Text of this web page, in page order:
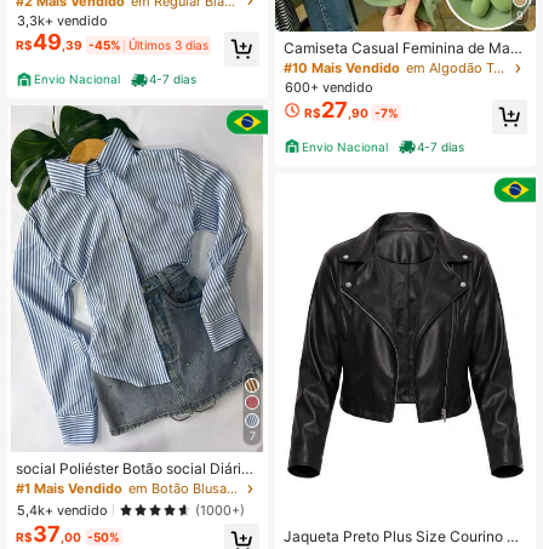
3,3k+ vendido
R$49 ,39 -45% Últimos 3 dias
Envio Nacional 4-7 dias
7
social Poliéster Botão social Diário
PRIMAVERA/VERAO/INVERNO
#1 Mais Vendido
em Botão Blusas Femininas
5,4k+ vendido
(1000+)
R$37 ,00 -50%
9
Camiseta Casual Feminina de Man
ga Curta com Gola Redonda e Esta
mpa de Urso
#10 Mais Vendido
em Algodão Tops, blusas e camisetas femininas
600+ vendido
R$27 ,90 -7%
Envio Nacional 4-7 dias
Jaqueta Preto Plus Size Courino Si